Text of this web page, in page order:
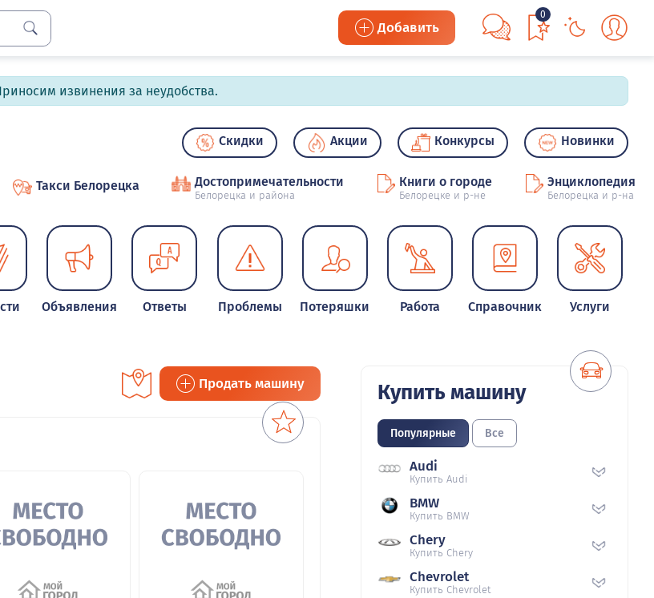
Добавить
0
извинения за неудобства.
Скидки Акции Конкурсы Новинки
Такси Белорецка Достопримечательности
Белорецка и района
Книги о городе
Белорецке и р-не
Энциклопедия
Белорецка и р-на
Объявления Ответы Проблемы Потеряшки Работа Справочник Услуги
Продать машину Купить машину
Популярные Все
Audi
Купить Audi
BMW
Купить BMW
Chery
Купить Chery
Chevrolet
Купить Chevrolet